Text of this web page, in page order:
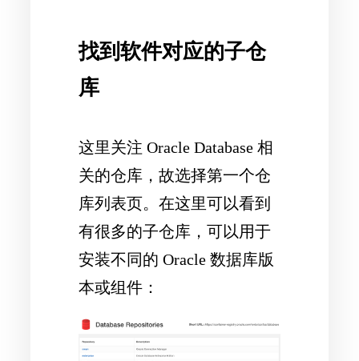
找到软件对应的子仓
库
这里关注 Oracle Database 相
关的仓库，故选择第一个仓
库列表页。在这里可以看到
有很多的子仓库，可以用于
安装不同的 Oracle 数据库版
本或组件：